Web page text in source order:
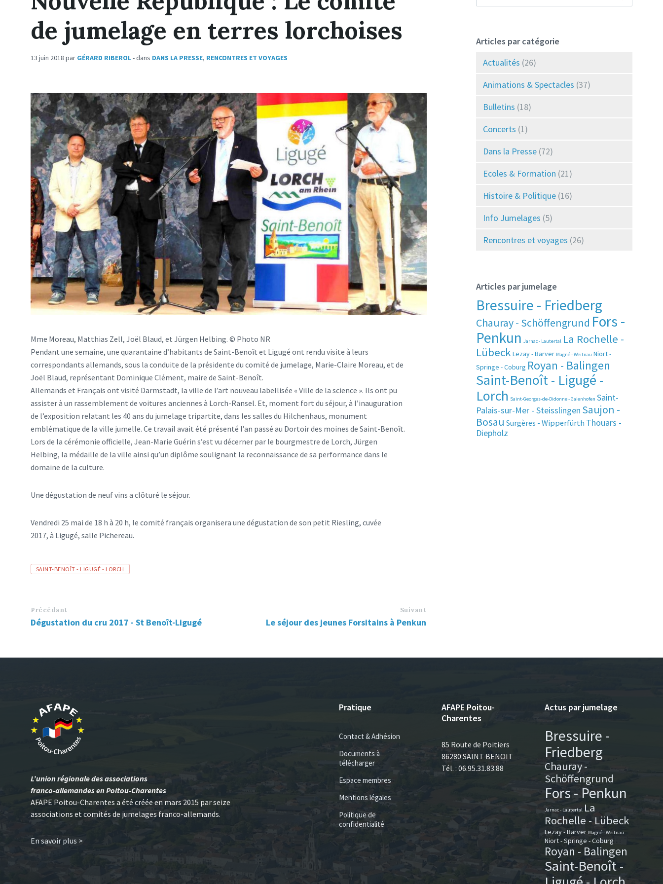
de jumelage en terres lorchoises
13 juin 2018 par GÉRARD RIBEROL- dans DANS LA PRESSE, RENCONTRES ET VOYAGES
Mme Moreau, Matthias Zell, Joël Blaud, et Jürgen Helbing. © Photo NR
Pendant une semaine, une quarantaine d’habitants de Saint-Benoît et Ligugé ont rendu visite à leurs
correspondants allemands, sous la conduite de la présidente du comité de jumelage, Marie-Claire Moreau, et de
Joël Blaud, représentant Dominique Clément, maire de Saint-Benoît.
Allemands et Français ont visité Darmstadt, la ville de l’art nouveau labellisée « Ville de la science ». Ils ont pu
assister à un rassemblement de voitures anciennes à Lorch-Ransel. Et, moment fort du séjour, à l’inauguration
de l’exposition relatant les 40 ans du jumelage tripartite, dans les salles du Hilchenhaus, monument
emblématique de la ville jumelle. Ce travail avait été présenté l’an passé au Dortoir des moines de Saint-Benoît.
Lors de la cérémonie officielle, Jean-Marie Guérin s’est vu décerner par le bourgmestre de Lorch, Jürgen
Helbing, la médaille de la ville ainsi qu’un diplôme soulignant la reconnaissance de sa performance dans le
domaine de la culture.
Une dégustation de neuf vins a clôturé le séjour.
Vendredi 25 mai de 18 h à 20 h, le comité français organisera une dégustation de son petit Riesling, cuvée
2017, à Ligugé, salle Pichereau.
Tags
SAINT-BENOÎT - LIGUGÉ - LORCH
Précédant
Dégustation du cru 2017 - St Benoît-Ligugé
Suivant
Le séjour des jeunes Forsitains à Penkun
Articles par catégorie
Actualités (26)
Animations & Spectacles (37)
Bulletins (18)
Concerts (1)
Dans la Presse (72)
Ecoles & Formation (21)
Histoire & Politique (16)
Info Jumelages (5)
Rencontres et voyages (26)
Articles par jumelage
Bressuire - Friedberg
Chauray - Schöffengrund Fors -
Penkun Jarnac - Lautertal La Rochelle -
Lübeck Lezay - Barver Magné - Weitnau Niort -
Springe - Coburg Royan - Balingen
Saint-Benoît - Ligugé -
Lorch Saint-Georges-de-Didonne - Gaienhofen Saint-
Palais-sur-Mer - Steisslingen Saujon -
Bosau Surgères - Wipperfürth Thouars -
Diepholz
L’union régionale des associations
franco-allemandes en Poitou-Charentes
AFAPE Poitou-Charentes a été créée en mars 2015 par seize
associations et comités de jumelages franco-allemands.
En savoir plus >
Pratique
Contact & Adhésion
Documents à
télécharger
Espace membres
Mentions légales
Politique de
confidentialité
AFAPE Poitou-
Charentes
85 Route de Poitiers
86280 SAINT BENOIT
Tél. : 06.95.31.83.88
Actus par jumelage
Bressuire -
Friedberg
Chauray -
Schöffengrund
Fors - Penkun
Jarnac - Lautertal La
Rochelle - Lübeck
Lezay - Barver Magné - Weitnau
Niort - Springe - Coburg
Royan - Balingen
Saint-Benoît -